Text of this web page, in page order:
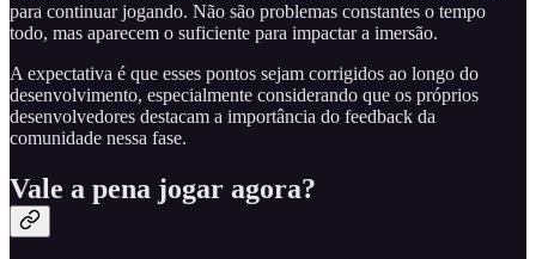
para continuar jogando. Não são problemas constantes o tempo
todo, mas aparecem o suficiente para impactar a imersão.
A expectativa é que esses pontos sejam corrigidos ao longo do
desenvolvimento, especialmente considerando que os próprios
desenvolvedores destacam a importância do feedback da
comunidade nessa fase.
Vale a pena jogar agora?